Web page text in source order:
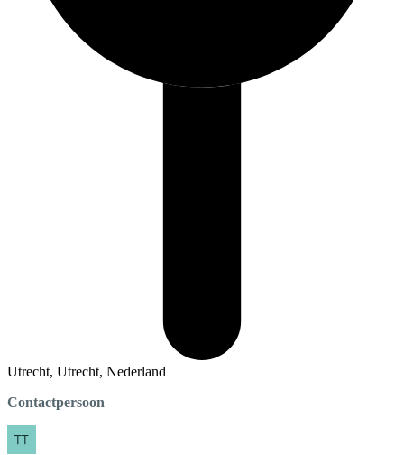
Utrecht, Utrecht, Nederland
Contactpersoon